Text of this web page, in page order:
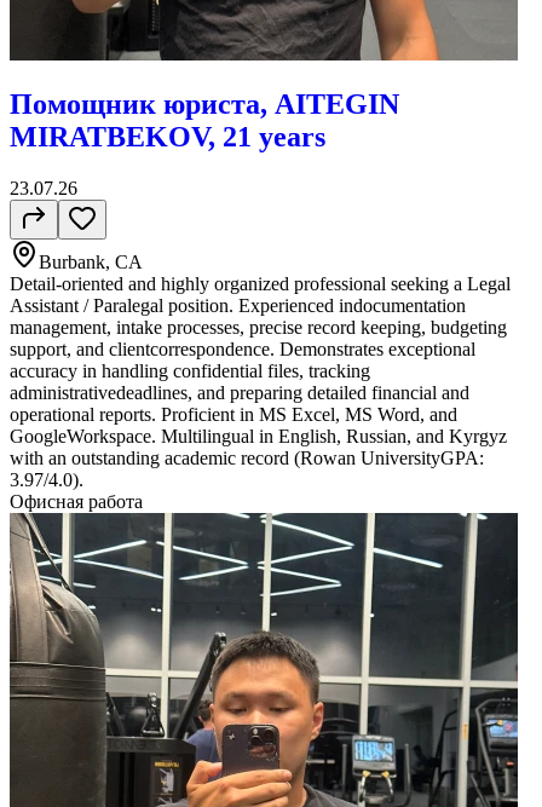
Помощник юриста, AITEGIN
MIRATBEKOV, 21 years
23.07.26
Burbank, CA
Detail-oriented and highly organized professional seeking a Legal
Assistant / Paralegal position. Experienced indocumentation
management, intake processes, precise record keeping, budgeting
support, and clientcorrespondence. Demonstrates exceptional
accuracy in handling confidential files, tracking
administrativedeadlines, and preparing detailed financial and
operational reports. Proficient in MS Excel, MS Word, and
GoogleWorkspace. Multilingual in English, Russian, and Kyrgyz
with an outstanding academic record (Rowan UniversityGPA:
3.97/4.0).
Офисная работа